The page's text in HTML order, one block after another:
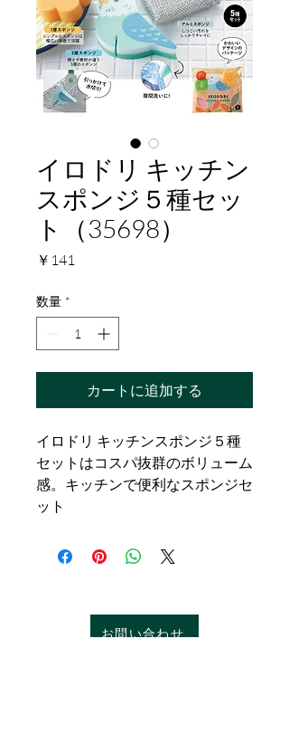
イロドリ キッチン
スポンジ５種セッ
ト（35698）
￥141
数量 *
カートに追加する
イロドリ キッチンスポンジ５種
セットはコスパ抜群のボリューム
感。キッチンで便利なスポンジセ
ット
お問い合わせ